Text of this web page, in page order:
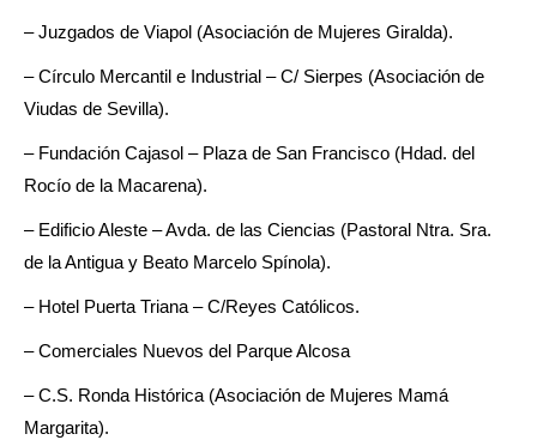
– Juzgados de Viapol (Asociación de Mujeres Giralda).
– Círculo Mercantil e Industrial – C/ Sierpes (Asociación de
Viudas de Sevilla).
– Fundación Cajasol – Plaza de San Francisco (Hdad. del
Rocío de la Macarena).
– Edificio Aleste – Avda. de las Ciencias (Pastoral Ntra. Sra.
de la Antigua y Beato Marcelo Spínola).
– Hotel Puerta Triana – C/Reyes Católicos.
– Comerciales Nuevos del Parque Alcosa
– C.S. Ronda Histórica (Asociación de Mujeres Mamá
Margarita).